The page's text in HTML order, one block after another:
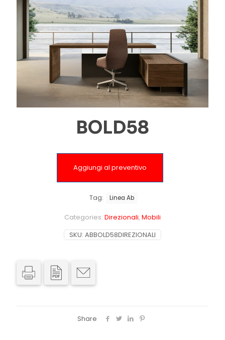
BOLD58
Aggiungi al preventivo
SKU: ABBOLD58DIREZIONALI
Categories: Direzionali, Mobili
Tag: Linea Ab
Share